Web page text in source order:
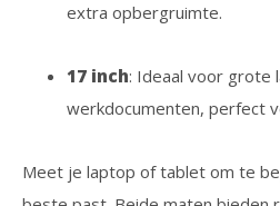
extra opbergruimte.
17 inch: Ideaal voor grote
werkdocumenten, perfect
Meet je laptop of tablet om te